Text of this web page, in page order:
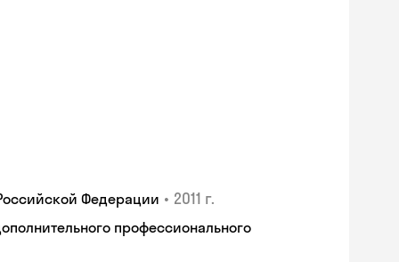
Федерации • 2011 г.
профессионального